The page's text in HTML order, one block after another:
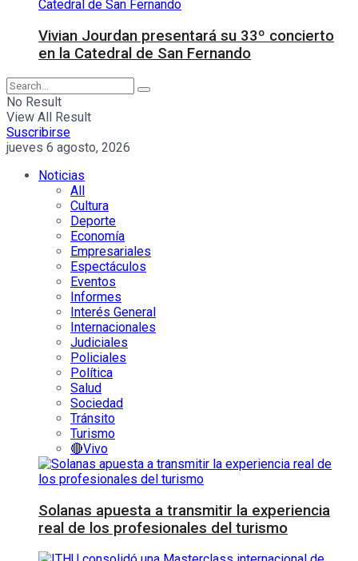
Vivian Jourdan presentará su 33º concierto
en la Catedral de San Fernando
No Result
View All Result
Suscribirse
jueves 6 agosto, 2026
Noticias
All
Cultura
Deporte
Economía
Empresariales
Espectáculos
Eventos
Informes
Interés General
Internacionales
Judiciales
Policiales
Política
Salud
Sociedad
Tránsito
Turismo
🔴Vivo
Solanas apuesta a transmitir la experiencia
real de los profesionales del turismo